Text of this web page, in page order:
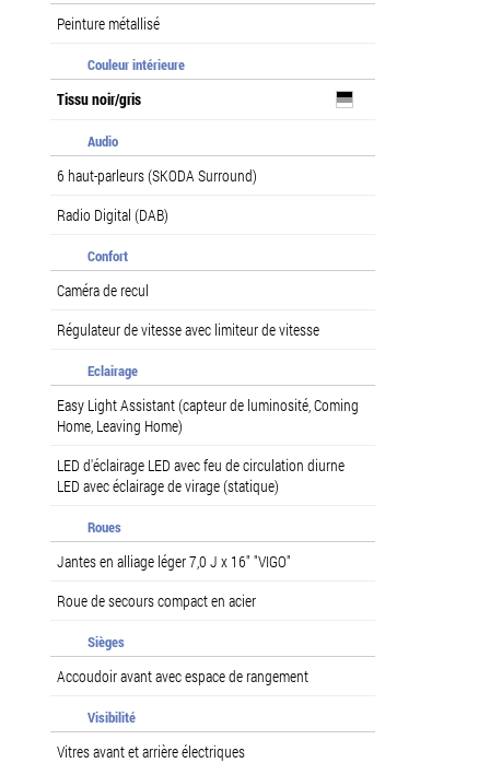
Peinture métallisé
Couleur intérieure
Tissu noir/gris
Audio
6 haut-parleurs (SKODA Surround)
Radio Digital (DAB)
Confort
Caméra de recul
Régulateur de vitesse avec limiteur de vitesse
Eclairage
Easy Light Assistant (capteur de luminosité, Coming
Home, Leaving Home)
LED d'éclairage LED avec feu de circulation diurne
LED avec éclairage de virage (statique)
Roues
Jantes en alliage léger 7,0 J x 16" "VIGO"
Roue de secours compact en acier
Sièges
Accoudoir avant avec espace de rangement
Visibilité
Vitres avant et arrière électriques